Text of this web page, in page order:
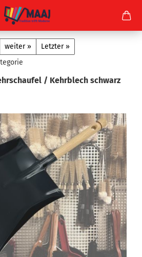
weiter »
Letzter »
/ Kehrblech schwarz